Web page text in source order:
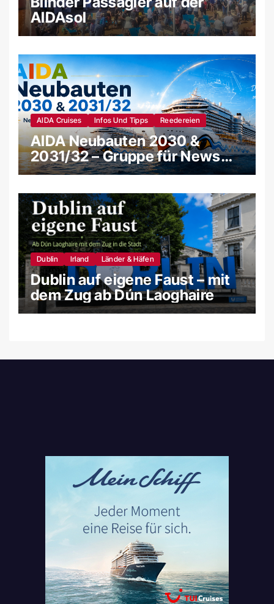
AIDAsol
AIDA Cruises Infos Und Tipps Reedereien
AIDA Neubauten 2030 &
2031/32 – Gruppe für News
und Gerüchte
Dublin Irland Länder & Häfen
Dublin auf eigene Faust – mit
dem Zug ab Dún Laoghaire